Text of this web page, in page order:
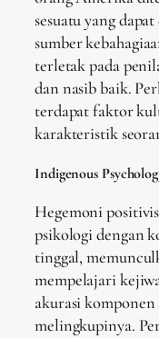
sesuatu yang
sumber
terletak pada
dan nasib baik.
terdapat faktor
karakteristik
Indigenous
Hegemoni
psikologi dengan
tinggal,
mempelajari
akurasi komponen
melingkupinya.